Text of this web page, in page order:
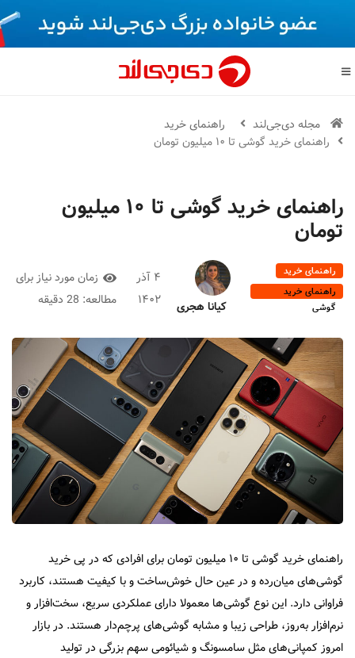
مجله دی‌جی‌لند
راهنمای خرید
راهنمای خرید گوشی تا ۱۰ میلیون تومان
راهنمای خرید گوشی تا ۱۰ میلیون
تومان
راهنمای خرید
راهنمای خرید
گوشی
کیانا هجری
۴ آذر
۱۴۰۲
زمان مورد نیاز برای
مطالعه: 28 دقیقه
راهنمای خرید گوشی تا ۱۰ میلیون تومان برای افرادی که در پی خرید
گوشی‌های میان‌رده و در عین حال خوش‌ساخت و با کیفیت هستند، کاربرد
فراوانی دارد. این نوع گوشی‌ها معمولا دارای عملکردی سریع، سخت‌افزار و
نرم‌افزار به‌روز، طراحی زیبا و مشابه گوشی‌های پرچم‌دار هستند. در بازار
امروز کمپانی‌های مثل سامسونگ و شیائومی سهم بزرگی در تولید